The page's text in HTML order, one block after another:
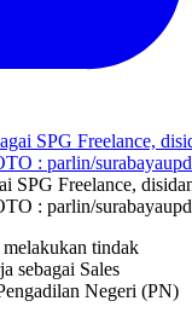
SPG Freelance,
: parlin/
tindak
sebagai Sales
Negeri (PN)